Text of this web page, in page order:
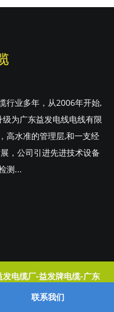
行业多年，从2006年开始,
为广东益发电线电线有限
高水准的管理层,和一支经
，公司引进先进技术设备
测...
电缆厂-益发牌电缆-广东
联系我们